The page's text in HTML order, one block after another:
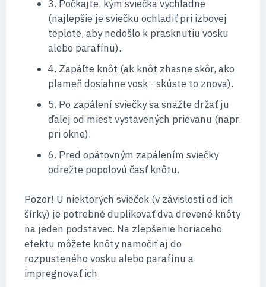
3. Počkajte, kým sviečka vychladne
(najlepšie je sviečku ochladiť pri izbovej
teplote, aby nedošlo k prasknutiu vosku
alebo parafínu).
4. Zapáľte knôt (ak knôt zhasne skôr, ako
plameň dosiahne vosk - skúste to znova).
5. Po zapálení sviečky sa snažte držať ju
ďalej od miest vystavených prievanu (napr.
pri okne).
6. Pred opätovným zapálením sviečky
odrežte popolovú časť knôtu.
Pozor! U niektorých sviečok (v závislosti od ich
šírky) je potrebné duplikovať dva drevené knôty
na jeden podstavec. Na zlepšenie horiaceho
efektu môžete knôty namočiť aj do
rozpusteného vosku alebo parafínu a
impregnovať ich.